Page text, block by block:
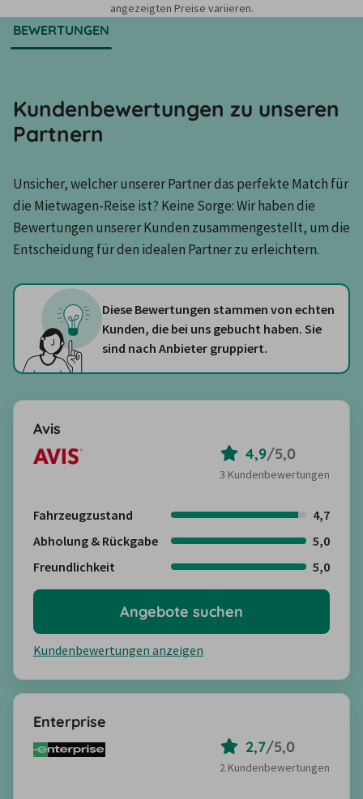
angezeigten Preise variieren.
BEWERTUNGEN
Kundenbewertungen zu unseren
Partnern
Unsicher, welcher unserer Partner das perfekte Match für
die Mietwagen-Reise ist? Keine Sorge: Wir haben die
Bewertungen unserer Kunden zusammengestellt, um die
Entscheidung für den idealen Partner zu erleichtern.
Diese Bewertungen stammen von echten
Kunden, die bei uns gebucht haben. Sie
sind nach Anbieter gruppiert.
Avis
4,9/5,0
3 Kundenbewertungen
Fahrzeugzustand
4,7
Abholung & Rückgabe
5,0
Freundlichkeit
5,0
Kundenbewertungen anzeigen
Angebote suchen
Enterprise
2,7/5,0
2 Kundenbewertungen